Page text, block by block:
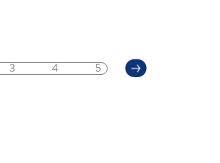
3 4 5